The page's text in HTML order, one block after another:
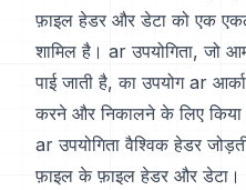
फ़ाइल हेडर और डेटा को एक
शामिल है। ar उपयोगिता, जो
पाई जाती है, का उपयोग ar
करने और निकालने के लिए किया
ar उपयोगिता वैश्विक हेडर
फ़ाइल के फ़ाइल हेडर और डेटा।